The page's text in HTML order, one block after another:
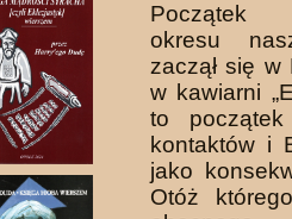
Początek
okresu
zaczął się w
w kawiarni
to po­czątek
kontaktów i
jako
Otóż